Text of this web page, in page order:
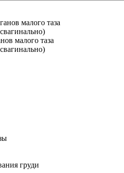
малого таза
малого таза
груди